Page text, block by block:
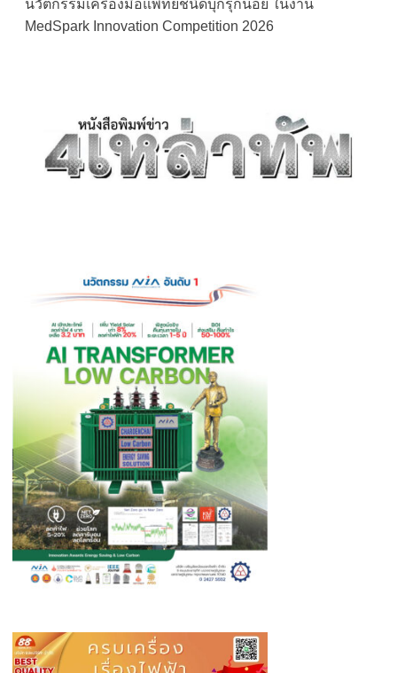
นวัตกรรมเครื่องมือแพทย์ชนิดบุกรุกน้อย ในงาน
MedSpark Innovation Competition 2026